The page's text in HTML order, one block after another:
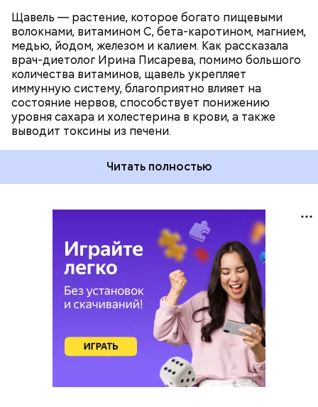
Щавель — растение, которое богато пищевыми
волокнами, витамином С, бета-каротином, магнием,
медью, йодом, железом и калием. Как рассказала
врач-диетолог Ирина Писарева, помимо большого
количества витаминов, щавель укрепляет
иммунную систему, благоприятно влияет на
состояние нервов, способствует понижению
уровня сахара и холестерина в крови, а также
выводит токсины из печени.
Читать полностью